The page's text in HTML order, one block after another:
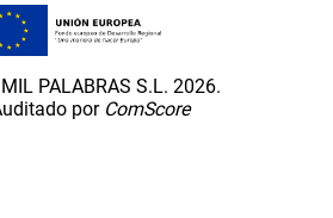
PALABRAS S.L. 2026.
por ComScore